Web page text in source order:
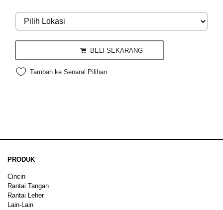
BELI SEKARANG
Tambah ke Senarai Pilihan
PRODUK
Cincin
Rantai Tangan
Rantai Leher
Lain-Lain